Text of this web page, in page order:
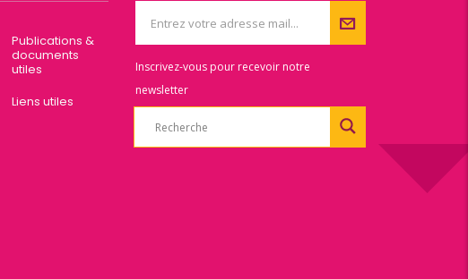
Publications &
documents
utiles
Liens utiles
Inscrivez-vous pour recevoir notre
newsletter